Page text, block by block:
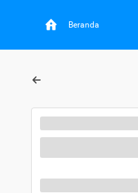
Beranda